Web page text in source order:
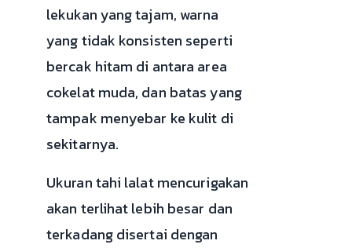
lekukan yang tajam, warna
yang tidak konsisten seperti
bercak hitam di antara area
cokelat muda, dan batas yang
tampak menyebar ke kulit di
sekitarnya.
Ukuran tahi lalat mencurigakan
akan terlihat lebih besar dan
terkadang disertai dengan